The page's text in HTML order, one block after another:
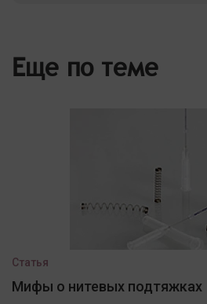
Еще по теме
Статья
Мифы о нитевых подтяжках